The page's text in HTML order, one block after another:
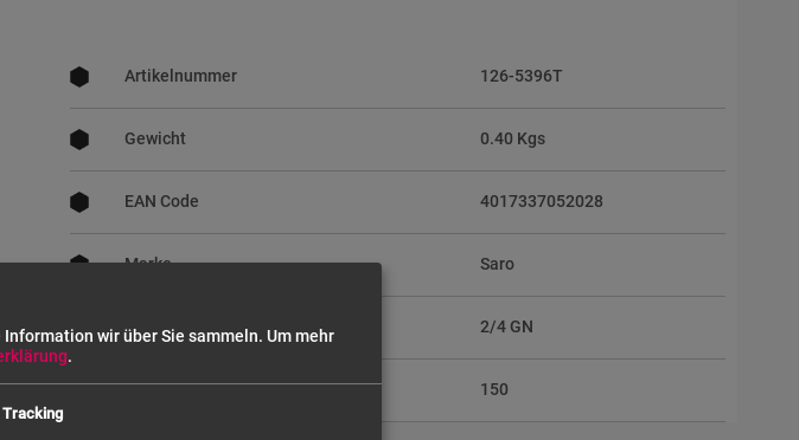
InformationenArtikelnummer 126-5396T
Gewicht 0.40 Kgs
EAN Code 4017337052028
Marke Saro
GN Größe 2/4 GN
Höhe außen (mm) 150
wir über Sie sammeln. Um mehr
.
Tracking